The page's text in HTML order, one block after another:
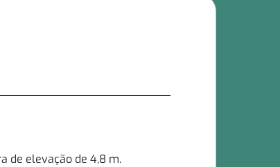
de elevação de 4,8 m.